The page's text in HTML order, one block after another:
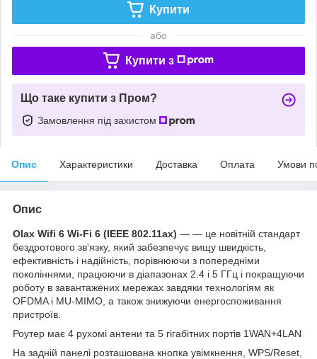
Купити
або
Купити з
Що таке купити з Пром?
Замовлення під захистом
Опис Характеристики Доставка Оплата Умови
Опис
Olax Wifi 6 Wi-Fi 6 (IEEE 802.11ax) — — це новітній стандарт
бездротового зв'язку, який забезпечує вищу швидкість,
ефективність і надійність, порівнюючи з попередніми
поколіннями, працюючи в діапазонах 2.4 і 5 ГГц і покращуючи
роботу в завантажених мережах завдяки технологіям як
OFDMA і MU-MIMO, а також знижуючи енергоспоживання
пристроїв.
Роутер має 4 рухомі антени та 5 гігабітних портів 1WAN+4LAN
На задній панелі розташована кнопка увімкнення, WPS/Reset,